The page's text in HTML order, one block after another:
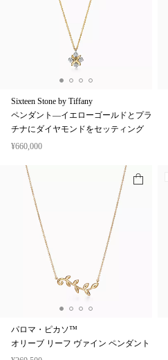
Sixteen Stone by Tiffany
ペンダント—イエローゴールドとプラ
チナにダイヤモンドをセッティング
¥660,000
パロマ・ピカソ™
オリーブ リーフ ヴァイン ペンダント